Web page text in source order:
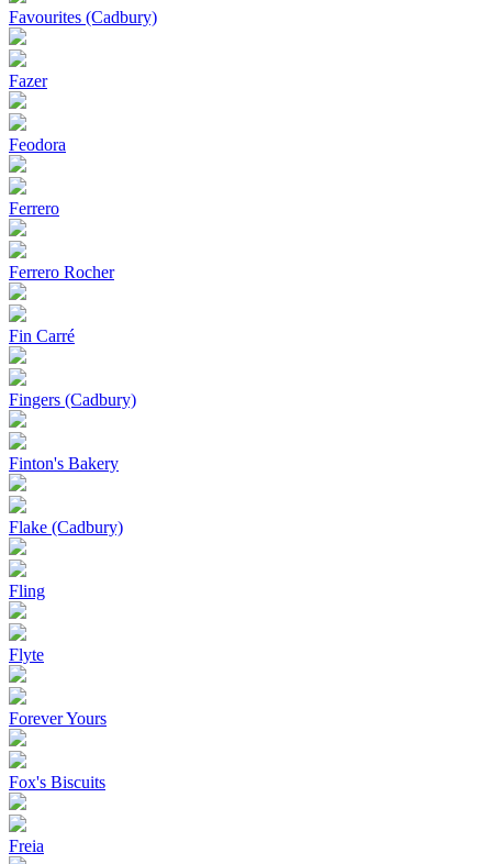
Favourites (Cadbury)
Fazer
Feodora
Ferrero
Ferrero Rocher
Fin Carré
Fingers (Cadbury)
Finton's Bakery
Flake (Cadbury)
Fling
Flyte
Forever Yours
Fox's Biscuits
Freia